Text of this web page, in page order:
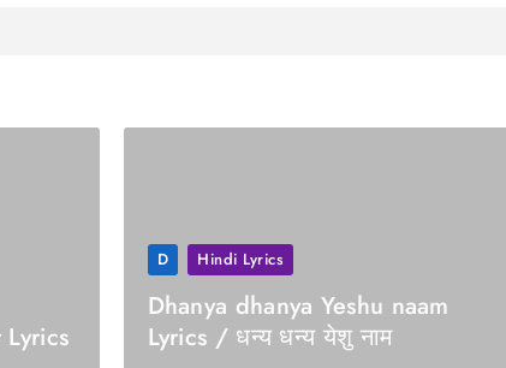
D Hindi Lyrics
Dhanya dhanya Yeshu naam
Lyrics / धन्य धन्य येशु नाम